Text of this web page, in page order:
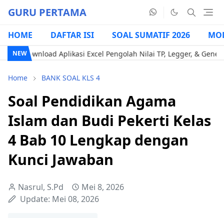
GURU PERTAMA
HOME DAFTAR ISI SOAL SUMATIF 2026
NEW
Aplikasi Excel Pengolah Nilai TP, Legger, & Generate Kode T/
Home BANK SOAL KLS 4
Soal Pendidikan Agama
Islam dan Budi Pekerti Kelas
4 Bab 10 Lengkap dengan
Kunci Jawaban
Nasrul, S.Pd
Mei 8, 2026
Update: Mei 08, 2026